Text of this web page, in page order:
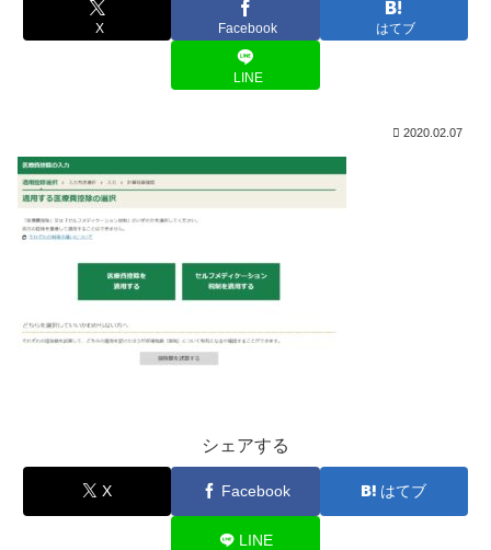
X Facebook はてブ
LINE
2020.02.07
シェアする
X Facebook はてブ
LINE